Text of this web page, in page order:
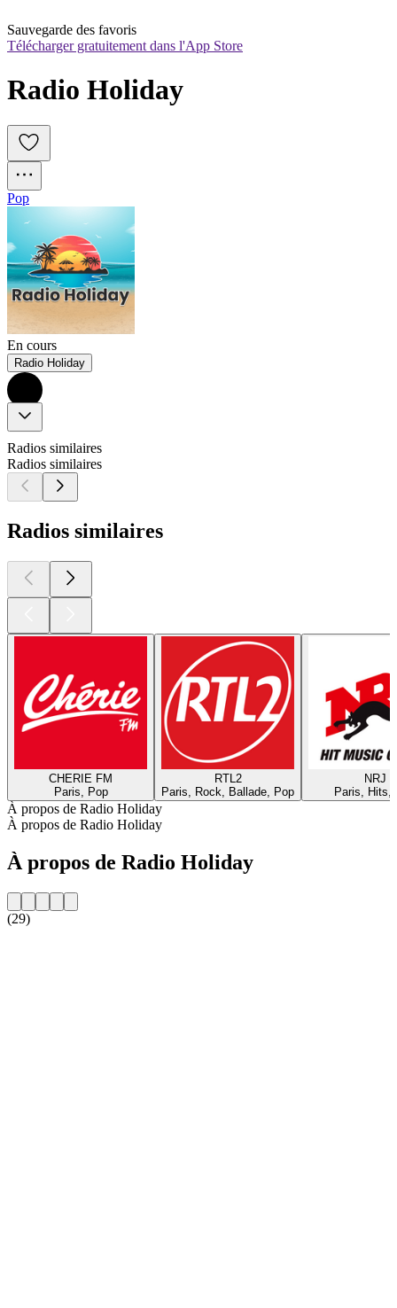
Sauvegarde des favoris
Télécharger gratuitement dans l'App Store
Radio Holiday
Pop
En cours
Radio Holiday
Radios similaires
Radios similaires
Radios similaires
CHERIE FM
Paris, Pop
RTL2
Paris, Rock, Ballade, Pop
NRJ
Paris, Hits,
À propos de Radio Holiday
À propos de Radio Holiday
À propos de Radio Holiday
(29)